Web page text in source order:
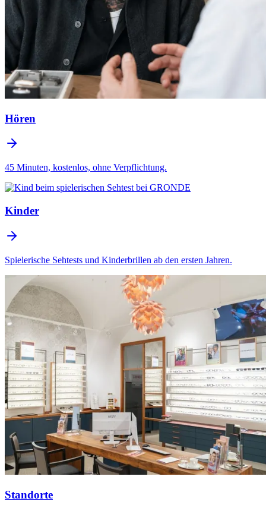
Hören
45 Minuten, kostenlos, ohne Verpflichtung.
Kinder
Spielerische Sehtests und Kinderbrillen ab den ersten Jahren.
Standorte